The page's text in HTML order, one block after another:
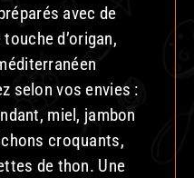
avec de
touche d’origan,
selon vos envies :
miel, jambon
croquants,
de thon. Une